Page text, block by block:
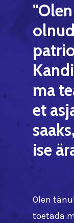
"Olen
olnud
ma
et
saaks,
ise
Olen
toetada